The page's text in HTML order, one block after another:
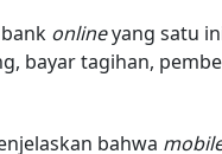
onlineyang satu
bayar tagihan,
bahwa